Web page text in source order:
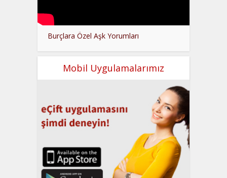
Burçlara Özel Aşk Yorumları
Mobil Uygulamalarımız